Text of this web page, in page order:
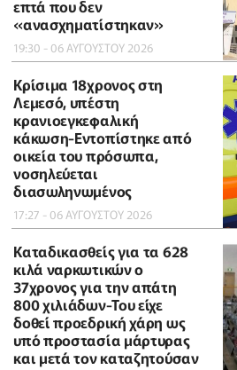
επτά που δεν
«ανασχηματίστηκαν»
19:30 - 06 ΑΥΓΟΥΣΤΟΥ 2026
Κρίσιμα 18χρονος στη
Λεμεσό, υπέστη
κρανιοεγκεφαλική
κάκωση-Εντοπίστηκε από
οικεία του πρόσωπα,
νοσηλεύεται
διασωληνωμένος
17:27 - 06 ΑΥΓΟΥΣΤΟΥ 2026
Καταδικασθείς για τα 628
κιλά ναρκωτικών ο
37χρονος για την απάτη
800 χιλιάδων-Του είχε
δοθεί προεδρική χάρη ως
υπό προστασία μάρτυρας
και μετά τον καταζητούσαν